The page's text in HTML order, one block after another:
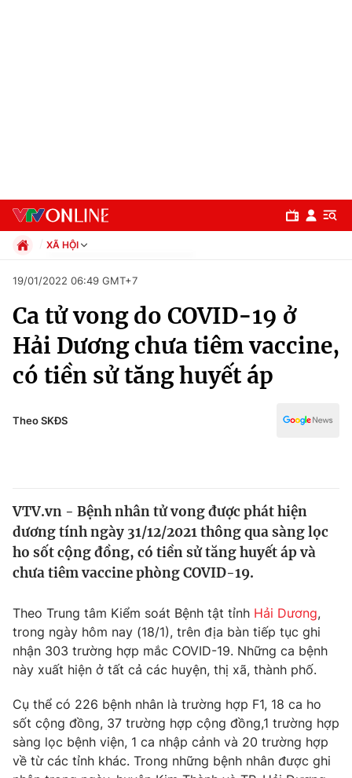
Chuyên mục
Chính trị
Thế giới
Tin tức
Câu chuyện quốc tế
Tài chính
Thị trường
Góc doanh nghiệp
Dữ liệu và đời sống
Truyền hình
Phim VTV
Hậu trường
Nhân vật
Giải trí
Điện ảnh
Đời sống
XÃ HỘI
Xã hội
Pháp luật
Thể thao
Truyền hình
19/01/2022 06:49 GMT+7
Ca tử vong do COVID-19 ở
Hải Dương chưa tiêm vaccine,
có tiền sử tăng huyết áp
Theo SKĐS
VTV.vn - Bệnh nhân tử vong được phát hiện
dương tính ngày 31/12/2021 thông qua sàng lọc
ho sốt cộng đồng, có tiền sử tăng huyết áp và
chưa tiêm vaccine phòng COVID-19.
Theo Trung tâm Kiểm soát Bệnh tật tỉnh Hải Dương,
trong ngày hôm nay (18/1), trên địa bàn tiếp tục ghi
nhận 303 trường hợp mắc COVID-19. Những ca bệnh
này xuất hiện ở tất cả các huyện, thị xã, thành phố.
Cụ thể có 226 bệnh nhân là trường hợp F1, 18 ca ho
sốt cộng đồng, 37 trường hợp cộng đồng,1 trường hợp
sàng lọc bệnh viện, 1 ca nhập cảnh và 20 trường hợp
về từ các tỉnh khác. Trong những bệnh nhân được ghi